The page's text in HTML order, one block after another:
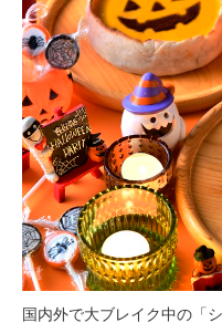
国内外で大ブレイク中の「